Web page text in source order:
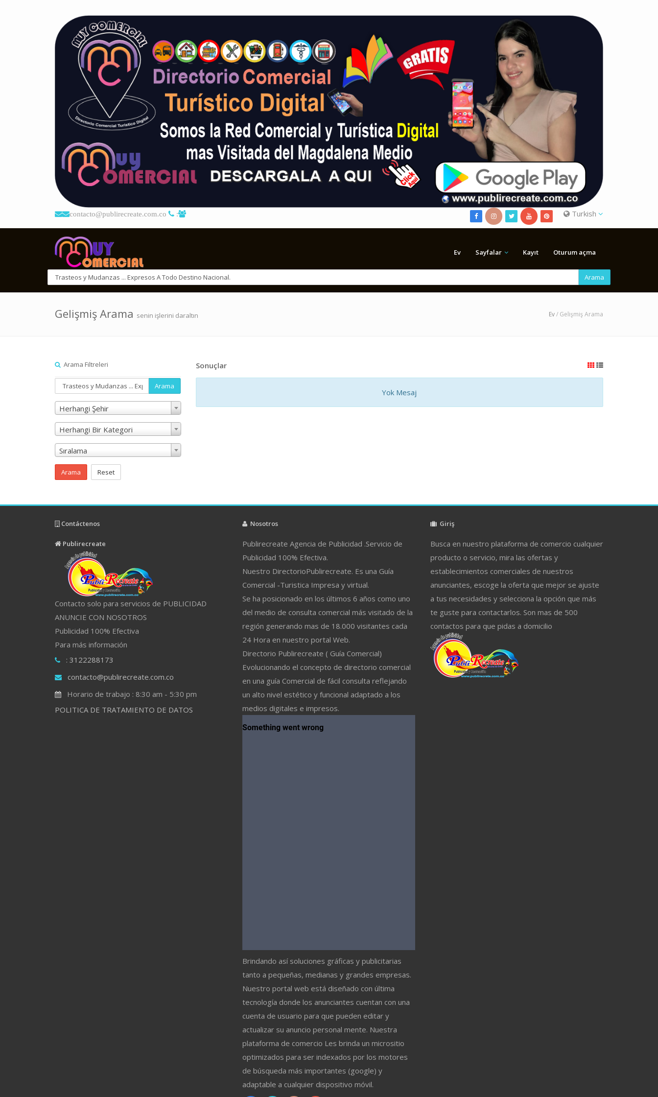
contacto@publirecreate.com.co : Turkish
Ev Sayfalar Kayıt Oturum açma
Arama
Gelişmiş Arama senin işlerini daraltın Ev/ Gelişmiş Arama
Arama Filtreleri
Arama
Herhangi Şehir
Herhangi Bir Kategori
Sıralama
Arama Reset
Sonuçlar
Yok Mesaj
Contáctenos
Publirecreate
Contacto solo para servicios de PUBLICIDAD
ANUNCIE CON NOSOTROS
Publicidad 100% Efectiva
Para más información
: 3122288173
contacto@publirecreate.com.co
Horario de trabajo : 8:30 am - 5:30 pm
POLITICA DE TRATAMIENTO DE DATOS
Nosotros
Publirecreate Agencia de Publicidad .Servicio de
Publicidad 100% Efectiva.
Nuestro DirectorioPublirecreate. Es una Guía
Comercial -Turistica Impresa y virtual.
Se ha posicionado en los últimos 6 años como uno
del medio de consulta comercial más visitado de la
región generando mas de 18.000 visitantes cada
24 Hora en nuestro portal Web.
Directorio Publirecreate ( Guía Comercial)
Evolucionando el concepto de directorio comercial
en una guía Comercial de fácil consulta reflejando
un alto nivel estético y funcional adaptado a los
medios digitales e impresos.
Brindando así soluciones gráficas y publicitarias
tanto a pequeñas, medianas y grandes empresas.
Nuestro portal web está diseñado con última
tecnología donde los anunciantes cuentan con una
cuenta de usuario para que pueden editar y
actualizar su anuncio personal mente. Nuestra
plataforma de comercio Les brinda un micrositio
optimizados para ser indexados por los motores
de búsqueda más importantes (google) y
adaptable a cualquier dispositivo móvil.
Giriş
Busca en nuestro plataforma de comercio cualquier
producto o servicio, mira las ofertas y
establecimientos comerciales de nuestros
anunciantes, escoge la oferta que mejor se ajuste
a tus necesidades y selecciona la opción que más
te guste para contactarlos. Son mas de 500
contactos para que pidas a domicilio